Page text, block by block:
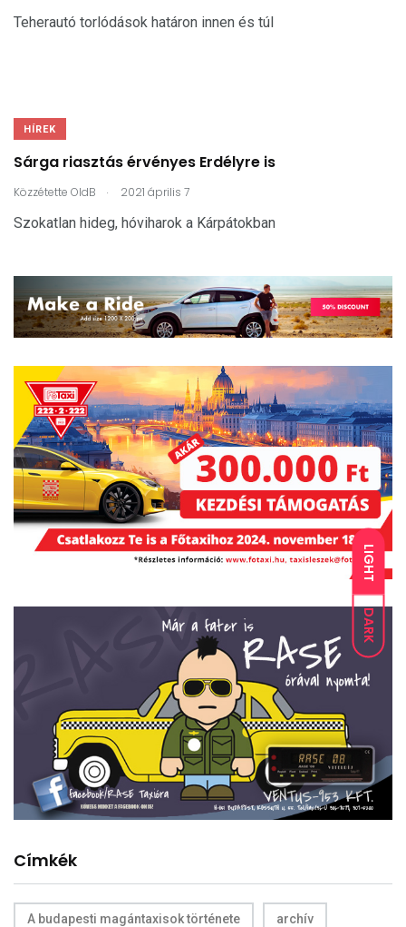
LIGHT
DARK
Teherautó torlódások határon innen és túl
HÍREK
Sárga riasztás érvényes Erdélyre is
Közzétette OldB . 2021 április 7
Szokatlan hideg, hóviharok a Kárpátokban
Címkék
A budapesti magántaxisok története archív